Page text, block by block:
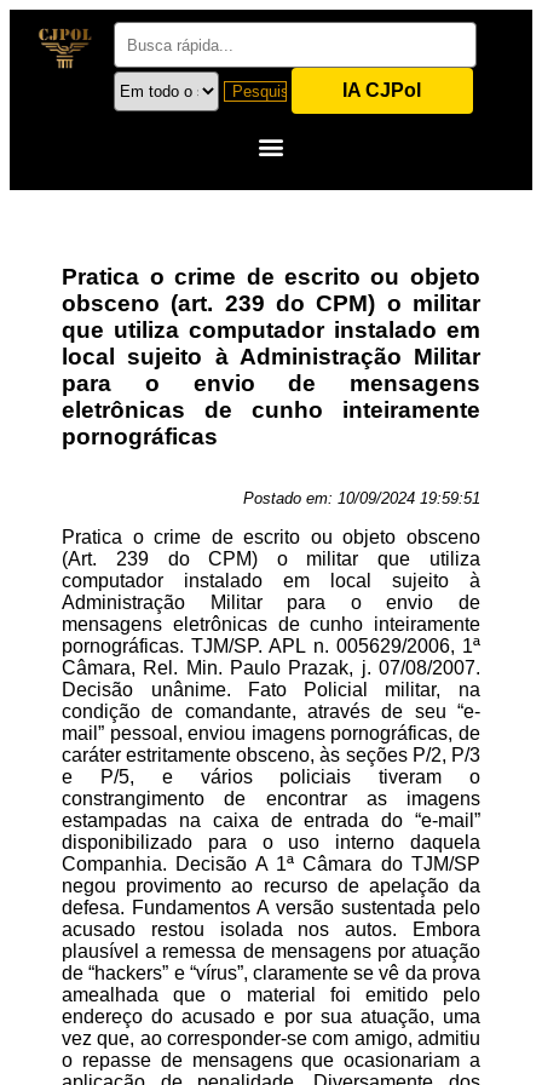
IA CJPol
Pratica o crime de escrito ou objeto
obsceno (art. 239 do CPM) o militar
que utiliza computador instalado em
local sujeito à Administração Militar
para o envio de mensagens
eletrônicas de cunho inteiramente
pornográficas
Postado em: 10/09/2024 19:59:51
Pratica o crime de escrito ou objeto obsceno
(Art. 239 do CPM) o militar que utiliza
computador instalado em local sujeito à
Administração Militar para o envio de
mensagens eletrônicas de cunho inteiramente
pornográficas. TJM/SP. APL n. 005629/2006, 1ª
Câmara, Rel. Min. Paulo Prazak, j. 07/08/2007.
Decisão unânime. Fato Policial militar, na
condição de comandante, através de seu “e-
mail” pessoal, enviou imagens pornográficas, de
caráter estritamente obsceno, às seções P/2, P/3
e P/5, e vários policiais tiveram o
constrangimento de encontrar as imagens
estampadas na caixa de entrada do “e-mail”
disponibilizado para o uso interno daquela
Companhia. Decisão A 1ª Câmara do TJM/SP
negou provimento ao recurso de apelação da
defesa. Fundamentos A versão sustentada pelo
acusado restou isolada nos autos. Embora
plausível a remessa de mensagens por atuação
de “hackers” e “vírus”, claramente se vê da prova
amealhada que o material foi emitido pelo
endereço do acusado e por sua atuação, uma
vez que, ao corresponder-se com amigo, admitiu
o repasse de mensagens que ocasionariam a